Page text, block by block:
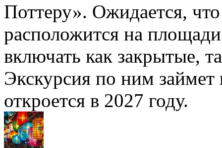
Поттеру». Ожидается, что
расположится на
включать как закрытые,
Экскурсия по ним
откроется в 2027 году.